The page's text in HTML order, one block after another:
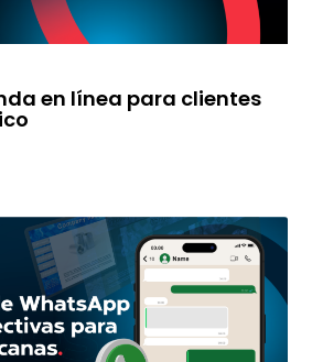
en línea para clientes